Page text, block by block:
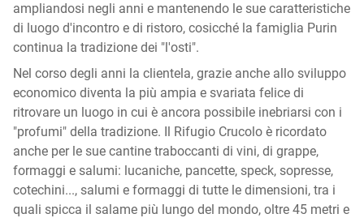
ampliandosi negli anni e mantenendo le sue caratteristiche
di luogo d'incontro e di ristoro, cosicché la famiglia Purin
continua la tradizione dei "l'osti".
Nel corso degli anni la clientela, grazie anche allo sviluppo
economico diventa la più ampia e svariata felice di
ritrovare un luogo in cui è ancora possibile inebriarsi con i
"profumi" della tradizione. Il Rifugio Crucolo è ricordato
anche per le sue cantine traboccanti di vini, di grappe,
formaggi e salumi: lucaniche, pancette, speck, sopresse,
cotechini..., salumi e formaggi di tutte le dimensioni, tra i
quali spicca il salame più lungo del mondo, oltre 45 metri e